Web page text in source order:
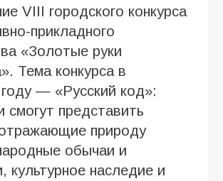
VIII городского конкурса
прикладного
«Золотые руки
Тема конкурса в
— «Русский код»:
смогут представить
природу
обычаи и
культурное наследие и